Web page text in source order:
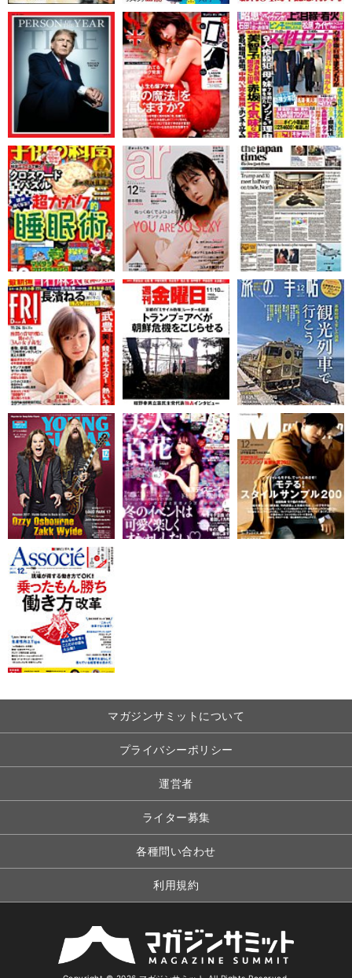
マガジンサミットについて
プライバシーポリシー
運営者
ライター募集
各種問い合わせ
利用規約